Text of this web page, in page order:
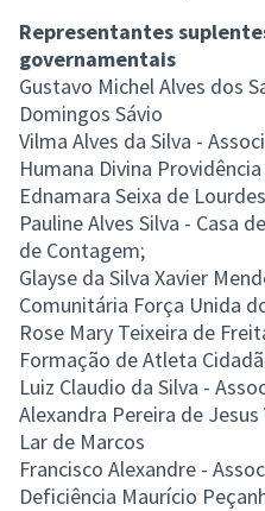
Representantes
governamentais
Gustavo Michel Alves dos
Domingos Sávio
Vilma Alves da Silva -
Humana Divina Providência
Ednamara Seixa de
Pauline Alves Silva - Casa
de Contagem;
Glayse da Silva Xavier
Comunitária Força Unida
Rose Mary Teixeira de
Formação de Atleta
Luiz Claudio da Silva -
Alexandra Pereira de
Lar de Marcos
Francisco Alexandre -
Deficiência Maurício